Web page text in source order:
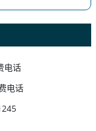
电话
电话